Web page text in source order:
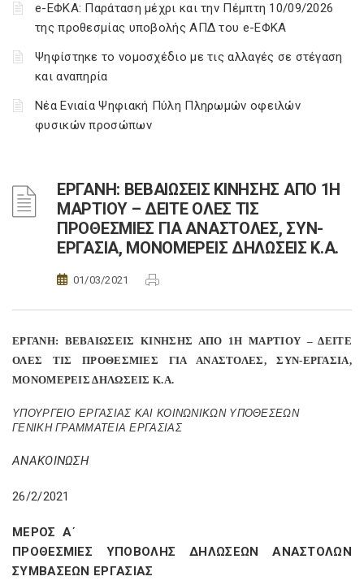
e-ΕΦΚΑ: Παράταση μέχρι και την Πέμπτη 10/09/2026
της προθεσμίας υποβολής ΑΠΔ του e-ΕΦΚΑ
Ψηφίστηκε το νομοσχέδιο με τις αλλαγές σε στέγαση
και αναπηρία
Νέα Ενιαία Ψηφιακή Πύλη Πληρωμών οφειλών
φυσικών προσώπων
ΕΡΓΑΝΗ: ΒΕΒΑΙΩΣΕΙΣ ΚΙΝΗΣΗΣ ΑΠΟ 1Η
ΜΑΡΤΙΟΥ – ΔΕΙΤΕ ΟΛΕΣ ΤΙΣ
ΠΡΟΘΕΣΜΙΕΣ ΓΙΑ ΑΝΑΣΤΟΛΕΣ, ΣΥΝ-
ΕΡΓΑΣΙΑ, ΜΟΝΟΜΕΡΕΙΣ ΔΗΛΩΣΕΙΣ Κ.Α.
01/03/2021
ΕΡΓΑΝΗ: ΒΕΒΑΙΩΣΕΙΣ ΚΙΝΗΣΗΣ ΑΠΟ 1Η ΜΑΡΤΙΟΥ – ΔΕΙΤΕ
ΟΛΕΣ ΤΙΣ ΠΡΟΘΕΣΜΙΕΣ ΓΙΑ ΑΝΑΣΤΟΛΕΣ, ΣΥΝ-ΕΡΓΑΣΙΑ,
ΜΟΝΟΜΕΡΕΙΣ ΔΗΛΩΣΕΙΣ Κ.Α.
ΥΠΟΥΡΓΕΙΟ ΕΡΓΑΣΙΑΣ ΚΑΙ ΚΟΙΝΩΝΙΚΩΝ ΥΠΟΘΕΣΕΩΝ
ΓΕΝΙΚΗ ΓΡΑΜΜΑΤΕΙΑ ΕΡΓΑΣΙΑΣ
ΑΝΑΚΟΙΝΩΣΗ
26/2/2021
ΜΕΡΟΣ Α΄
ΠΡΟΘΕΣΜΙΕΣ ΥΠΟΒΟΛΗΣ ΔΗΛΩΣΕΩΝ ΑΝΑΣΤΟΛΩΝ
ΣΥΜΒΑΣΕΩΝ ΕΡΓΑΣΙΑΣ